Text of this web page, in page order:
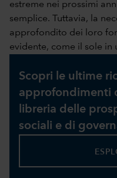
estreme nei prossimi
semplice. Tuttavia, la
approfondito dei loro
evidente, come il sole in
Scopri le ultime
approfondimenti
libreria delle
sociali e di